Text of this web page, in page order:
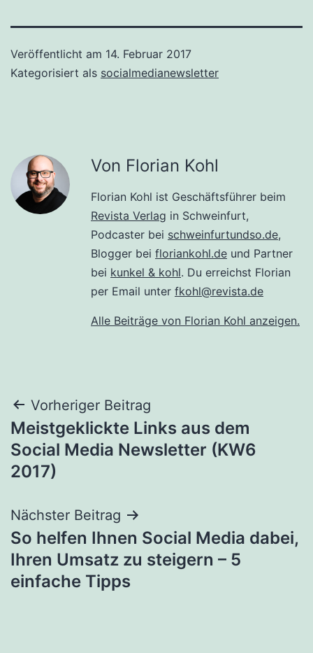
Veröffentlicht am 14. Februar 2017
Kategorisiert als socialmedianewsletter
Von Florian Kohl
Florian Kohl ist Geschäftsführer beim
Revista Verlag in Schweinfurt,
Podcaster bei schweinfurtundso.de,
Blogger bei floriankohl.de und Partner
bei kunkel & kohl. Du erreichst Florian
per Email unter fkohl@revista.de
Alle Beiträge von Florian Kohl anzeigen.
Beitragsnavigation
Vorheriger Beitrag
Meistgeklickte Links aus dem
Social Media Newsletter (KW6
2017)
Nächster Beitrag
So helfen Ihnen Social Media dabei,
Ihren Umsatz zu steigern – 5
einfache Tipps